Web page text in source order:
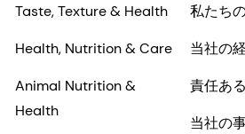
Taste, Texture & Health
Health, Nutrition & Care
Animal Nutrition &
Health
私たち
当社の
責任あ
当社の